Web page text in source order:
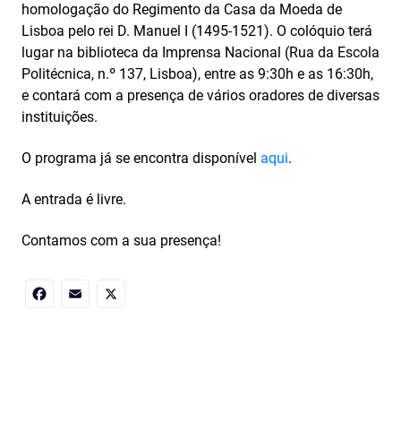
homologação do Regimento da Casa da Moeda de
Lisboa pelo rei D. Manuel I (1495-1521). O colóquio terá
lugar na biblioteca da Imprensa Nacional (Rua da Escola
Politécnica, n.º 137, Lisboa), entre as 9:30h e as 16:30h,
e contará com a presença de vários oradores de diversas
instituições.
O programa já se encontra disponível aqui.
A entrada é livre.
Contamos com a sua presença!